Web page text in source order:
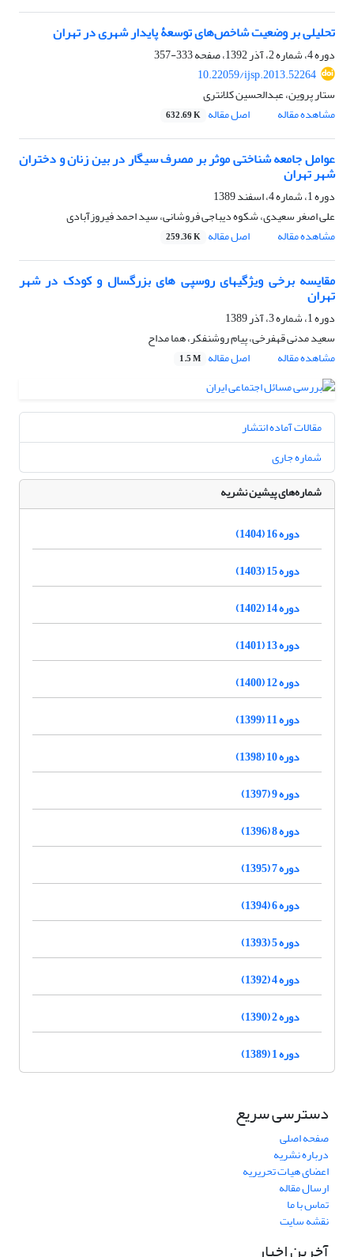
تحلیلی بر وضعیت شاخص‌های توسعۀ پایدار شهری در تهران
دوره 4، شماره 2، آذر 1392، صفحه
333-357
10.22059/ijsp.2013.52264
ستار پروین، عبدالحسین کلانتری
مشاهده مقاله
اصل مقاله 632.69 K
عوامل جامعه شناختی موثر بر مصرف سیگار در بین زنان و دختران
شهر تهران
دوره 1، شماره 4، اسفند 1389
علی اصغر سعیدی، شکوه دیباجی فروشانی، سید احمد فیروزآبادی
مشاهده مقاله
اصل مقاله 259.36 K
مقایسه برخی ویژگیهای روسپی های بزرگسال و کودک در شهر
تهران
دوره 1، شماره 3، آذر 1389
سعید مدنی قهفرخی، پیام روشنفکر، هما مداح
مشاهده مقاله
اصل مقاله 1.5 M
مقالات آماده انتشار
شماره جاری
شماره‌های پیشین نشریه
دوره 16 (1404)
دوره 15 (1403)
دوره 14 (1402)
دوره 13 (1401)
دوره 12 (1400)
دوره 11 (1399)
دوره 10 (1398)
دوره 9 (1397)
دوره 8 (1396)
دوره 7 (1395)
دوره 6 (1394)
دوره 5 (1393)
دوره 4 (1392)
دوره 2 (1390)
دوره 1 (1389)
دسترسی سریع
صفحه اصلی
درباره نشریه
اعضای هیات تحریریه
ارسال مقاله
تماس با ما
نقشه سایت
آخرین اخبار